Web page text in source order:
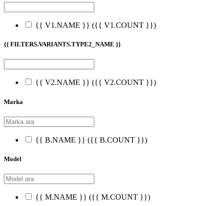
{{ V1.NAME }} ({{ V1.COUNT }})
{{ FILTERS.VARIANTS.TYPE2_NAME }}
{{ V2.NAME }} ({{ V2.COUNT }})
Marka
{{ B.NAME }} ({{ B.COUNT }})
Model
{{ M.NAME }} ({{ M.COUNT }})